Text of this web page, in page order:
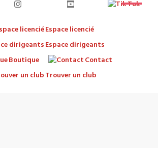
Espace licencié
Espace dirigeants
Boutique
Contact
Trouver un club